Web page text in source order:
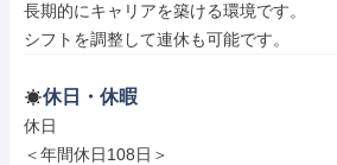
長期的にキャリアを築ける環境です。
シフトを調整して連休も可能です。
休日・休暇
休日
＜年間休日108日＞